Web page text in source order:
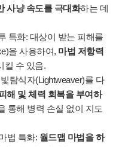
사냥 속도를 극대화하는 데
특화: 대상이 받는 피해를
을 사용하여, 마법 저항력
킬 수 있음.
탐식자(Lightweaver)를 다
해 및 체력 회복을 부여하
통해 병력 손실 없이 지도
법 특화: 월드맵 마법을 하